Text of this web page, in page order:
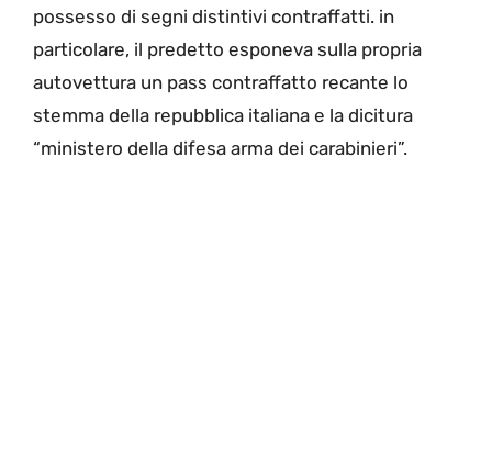
possesso di segni distintivi contraffatti. in
particolare, il predetto esponeva sulla propria
autovettura un pass contraffatto recante lo
stemma della repubblica italiana e la dicitura
“ministero della difesa arma dei carabinieri”.